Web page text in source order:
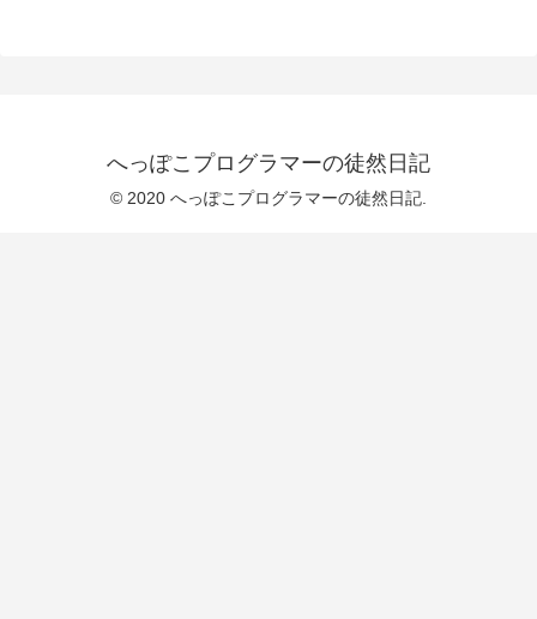
へっぽこプログラマーの徒然日記
© 2020 へっぽこプログラマーの徒然日記.